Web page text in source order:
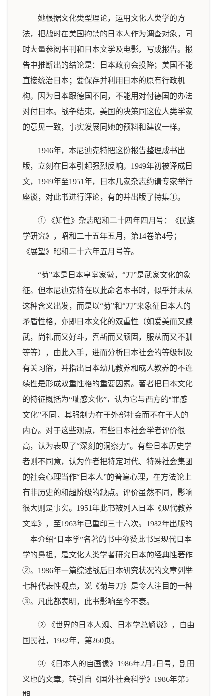
她根据文化类型理论，运用文化人类学的方
法，把战时在美国拘禁的日本人作为调查对象，同
时大量参阅书刊和日本文学及电影，写成报告。报
告中推断出的结论是：日本政府会投降；美国不能
直接统治日本；要保存并利用日本的原有行政机
构。因为日本跟德国不同，不能用对付德国的办法
对付日本。战争结束，美国的决策同这位人类学家
的意见一致，事实发展同她的预料和建议一样。
1946年，本尼迪克特把这份报告整理成书出
版，立刻在日本引起强烈反响。1949年初被译成日
文，1949年至1951年，日本几家杂志约请专家举行
座谈，对此书进行评论，有的并出版了特集①。
① 《知性》杂志昭和二十四年四月号：《民族
学研究》，昭和二十五年五月，第14卷第4号；
《展望》昭和二十六年五月号等。
“菊”本是日本皇室家徽，“刀”是武家文化的象
征。但本尼迪克特在以此命名本书时，似乎并未从
这种含义出发，而是以“菊”和“刀”来象征日本人的
矛盾性格，亦即日本文化的双重性（如爱美而又黩
武，尚礼而又好斗，喜新而又顽固，服从而又不驯
等等），由此入手，进而分析日本社会的等级制及
有关习俗，并指出日本幼儿教养和成人教养的不连
续性是形成双重性格的重要因素。著者把日本文化
的特征概括为“耻感文化”，认为它与西方的“罪感
文化”不同，其强制力在于外部社会而不在于人的
内心。对于这些观点，有些日本社会学者评价很
高，认为表现了“深刻的洞察力”。有些日本历史学
者则不同意，认为作者把特定时代、特殊社会集团
的社会心理当作“日本人”的普遍心理，在方法论上
有非历史的和超阶级的缺点。评价虽然不同，影响
很大则是事实。1951年此书被列入日本《现代教养
文库》，至1963年已重印三十六次。1982年出版的
一本介绍“日本学”名著的书中称赞此书是现代日本
学的鼻祖，是文化人类学者研究日本的经典性著作
②。1986年一篇综述战后日本研究状况的文章列举
七种代表性观点，说《菊与刀》是令人注目的一种
③。凡此都表明，此书影响至今不衰。
② 《世界的日本人观、日本学总解说》，自由
国民社，1982年，第260页。
③ 《日本人的自画像》1986年2月2日号，副田
义也的文章。转引自《国外社会科学》1986年第5